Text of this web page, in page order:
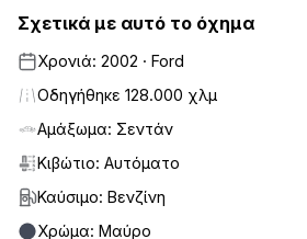
Σχετικά με αυτό το όχημα
Χρονιά: 2002 · Ford
Οδηγήθηκε 128.000 χλμ
Αμάξωμα: Σεντάν
Κιβώτιο: Αυτόματο
Καύσιμο: Βενζίνη
Χρώμα: Μαύρο